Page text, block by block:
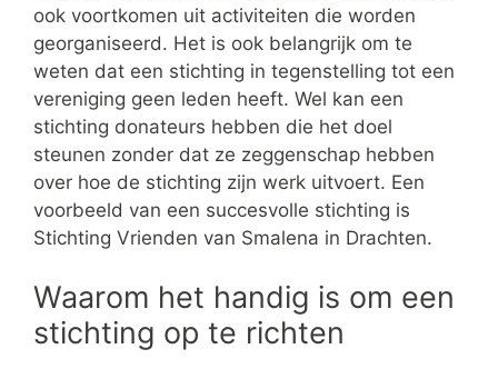
ook voortkomen uit activiteiten die worden
georganiseerd. Het is ook belangrijk om te
weten dat een stichting in tegenstelling tot een
vereniging geen leden heeft. Wel kan een
stichting donateurs hebben die het doel
steunen zonder dat ze zeggenschap hebben
over hoe de stichting zijn werk uitvoert. Een
voorbeeld van een succesvolle stichting is
Stichting Vrienden van Smalena in Drachten.
Waarom het handig is om een
stichting op te richten